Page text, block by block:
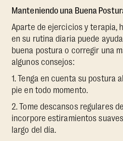
Manteniendo una Buena
Aparte de ejercicios y terapia,
en su rutina diaria puede
buena postura o corregir una
algunos consejos:
1. Tenga en cuenta su postura
pie en todo momento.
2. Tome descansos regulares
incorpore estiramientos
largo del día.